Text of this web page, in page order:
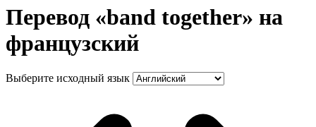
Перевод «band together» на
французский
Выберите исходный язык